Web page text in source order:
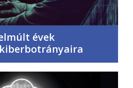
évek